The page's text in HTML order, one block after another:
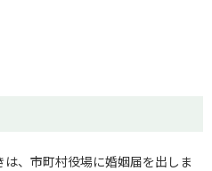
、市町村役場に婚姻届を出しま